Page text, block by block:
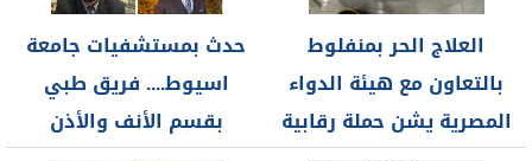
العلاج الحر بمنفلوط
بالتعاون مع هيئة الدواء
المصرية يشن حملة رقابية
حدث بمستشفيات جامعة
اسيوط.... فريق طبي
بقسم الأنف والأذن